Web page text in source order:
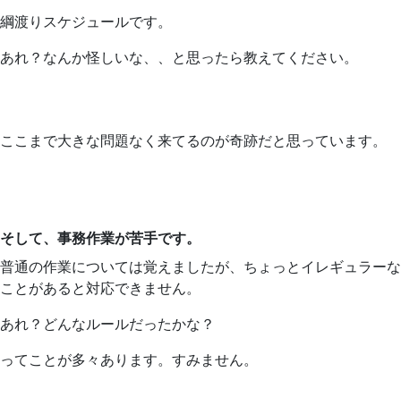
綱渡りスケジュールです。
あれ？なんか怪しいな、、と思ったら教えてください。
ここまで大きな問題なく来てるのが奇跡だと思っています。
そして、事務作業が苦手です。
普通の作業については覚えましたが、ちょっとイレギュラーな
ことがあると対応できません。
あれ？どんなルールだったかな？
ってことが多々あります。すみません。